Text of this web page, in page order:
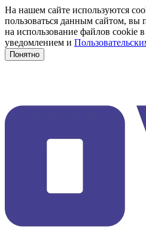
На нашем сайте используются
пользоваться данным сайтом, вы
на использование файлов cookie
уведомлением и
Понятно